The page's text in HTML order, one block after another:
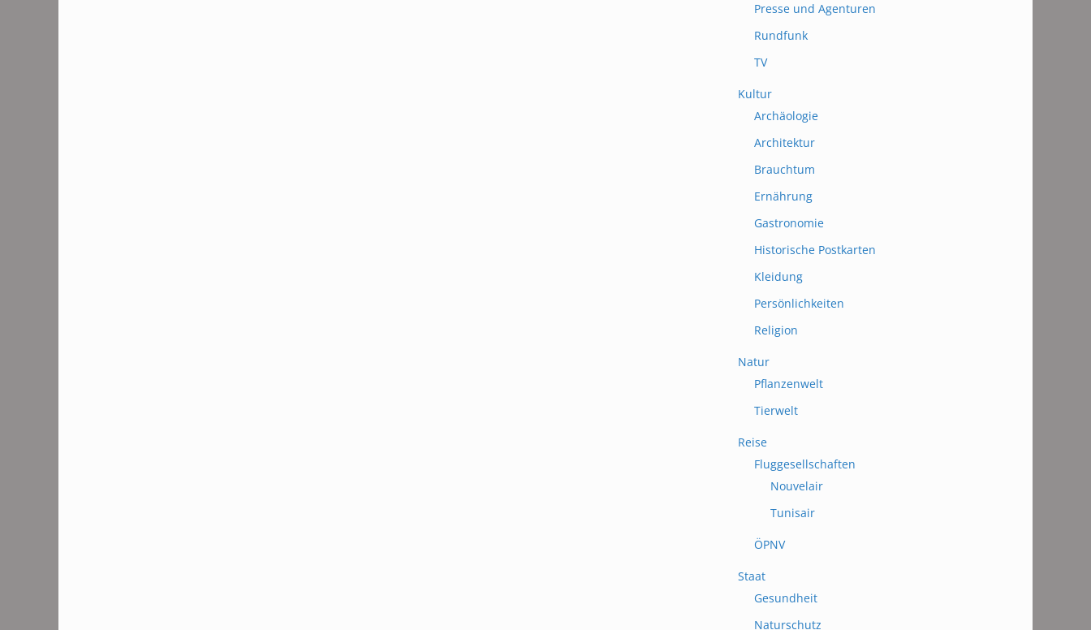
Presse und Agenturen
Rundfunk
TV
Kultur
Archäologie
Architektur
Brauchtum
Ernährung
Gastronomie
Historische Postkarten
Kleidung
Persönlichkeiten
Religion
Natur
Pflanzenwelt
Tierwelt
Reise
Fluggesellschaften
Nouvelair
Tunisair
ÖPNV
Staat
Gesundheit
Naturschutz